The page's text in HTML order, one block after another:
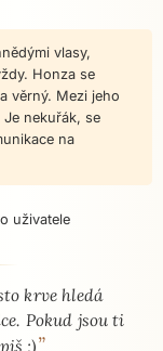
vlasy,
Honza se
věrný. Mezi jeho
nekuřák, se
na
krve hledá
Pokud jsou ti
;)”